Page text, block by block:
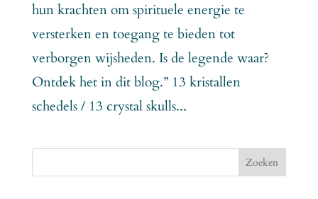
hun krachten om spirituele energie te
versterken en toegang te bieden tot
verborgen wijsheden. Is de legende waar?
Ontdek het in dit blog.” 13 kristallen
schedels / 13 crystal skulls...
Zoeken